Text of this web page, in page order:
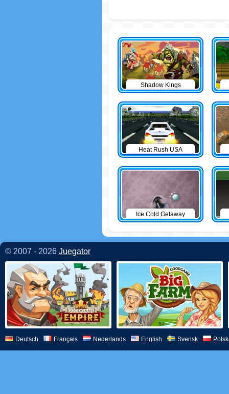
Shadow Kings
Heat Rush USA
Ice Cold Getaway
© 2007 - 2026 Juegator
Deutsch Français Nederlands English Svensk